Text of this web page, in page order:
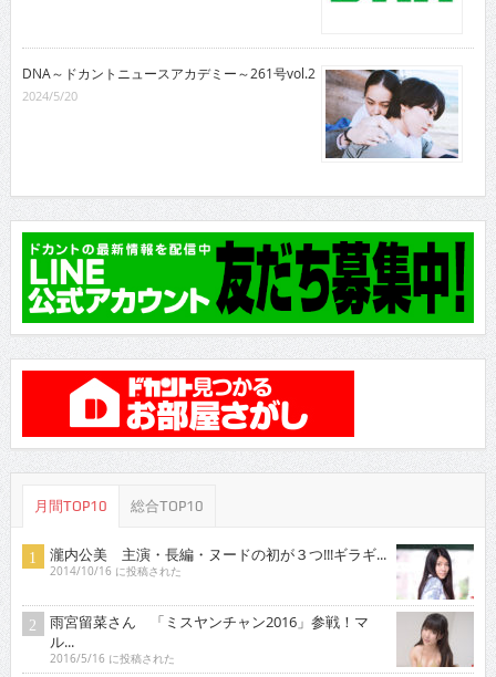
DNA～ドカントニュースアカデミー～261号vol.2
2024/5/20
月間TOP10 総合TOP10
瀧内公美 主演・長編・ヌードの初が３つ!!!ギラギ...
2014/10/16 に投稿された
雨宮留菜さん 「ミスヤンチャン2016」参戦！マ
ル...
2016/5/16 に投稿された